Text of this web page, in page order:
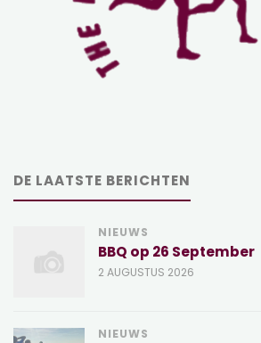
DE LAATSTE BERICHTEN
NIEUWS
BBQ op 26 September
2 AUGUSTUS 2026
NIEUWS